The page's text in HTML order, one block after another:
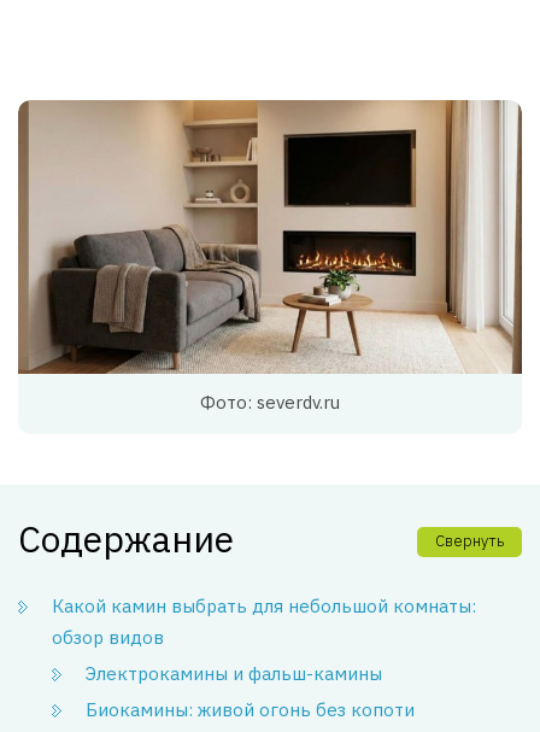
Фото: severdv.ru
Содержание Свернуть
Какой камин выбрать для небольшой комнаты:
обзор видов
Электрокамины и фальш-камины
Биокамины: живой огонь без копоти